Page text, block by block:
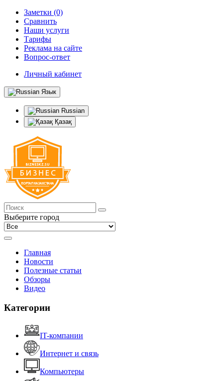
Заметки (0)
Сравнить
Наши услуги
Тарифы
Реклама на сайте
Вопрос-ответ
Личный кабинет
Язык
Russian
Қазақ
Выберите город
Главная
Новости
Полезные статьи
Обзоры
Видео
Категории
IT-компании
Интернет и связь
Компьютеры